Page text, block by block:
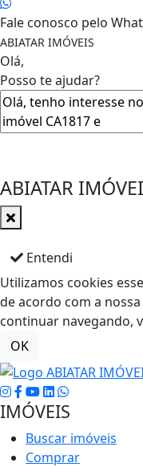
Fale conosco pelo
ABIATAR IMÓVEIS
Olá,
Posso te ajudar?
ABIATAR
Entendi
Utilizamos cookies
de acordo com a nossa
continuar navegando,
OK
IMÓVEIS
Buscar imóveis
Comprar